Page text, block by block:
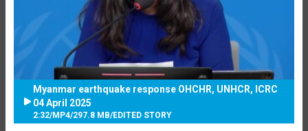
Myanmar earthquake response OHCHR, UNHCR, ICRC
04 April 2025
2:32/MP4/297.8 MB/EDITED STORY